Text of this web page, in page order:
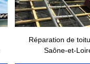
Réparation de
Saône-et-